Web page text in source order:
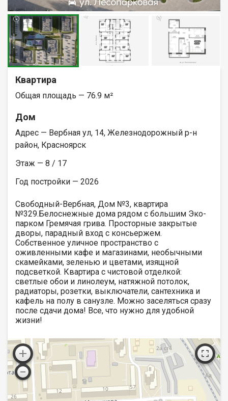
Квартира
Общая площадь — 76.9 м²
Дом
Адрес — Вербная ул, 14, Железнодорожный р-н
район, Красноярск
Этаж — 8 / 17
Год постройки — 2026
Свободный-Вербная, Дом №3, квартира
№329.Белоснежные дома рядом с большим Эко-
парком Гремячая грива. Просторные закрытые
дворы, парадный вход с консьержем.
Собственное уличное пространство с
оживленными кафе и магазинами, необычными
скамейками, зеленью и цветами, изящной
подсветкой. Квартира с чистовой отделкой:
светлые обои и линолеум, натяжной потолок,
радиаторы, розетки, выключатели, сантехника и
кафель на полу в санузле. Можно заселяться сразу
после сдачи дома! Все, что нужно для удобной
жизни!